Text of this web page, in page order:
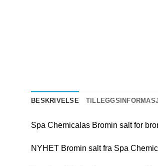
BESKRIVELSE
Spa Chemicalas Bromin salt for
NYHET Bromin salt fra Spa